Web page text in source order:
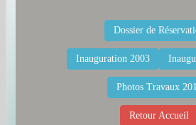
Dossier de
Inauguration 2003
Photos Travaux
Retour Accueil